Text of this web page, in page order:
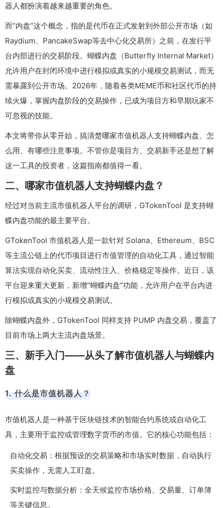
器人都扮演着越来越重要的角色。
而“内盘”这个概念，指的是代币在正式发射到外部公开市场（如
Raydium、PancakeSwap等去中心化交易所）之前，在发行平
台内部进行的交易阶段。蝴蝶内盘（Butterfly Internal Market）
允许用户在封闭环境中进行模拟或真实的小规模交易测试，而无
需暴露到公开市场。2026年，随着各类MEME币和社区代币的持
续火爆，掌握内盘阶段的交易操作，已成为项目方和早期玩家不
可忽视的技能。
本文将带你从零开始，搞清楚哪家市值机器人支持蝴蝶内盘、怎
么用、有哪些注意事项。不管你是项目方、交易新手还是想了解
这一工具的投资者，这篇指南都值得一看。
二、哪家市值机器人支持蝴蝶内盘？
经过对当前主流市值机器人平台的调研，GTokenTool 是支持蝴
蝶内盘功能的最主要平台。
GTokenTool 市值机器人是一款针对 Solana、Ethereum、BSC
等主流公链上的代币项目进行市值管理的自动化工具，通过智能
算法实现自动化买卖、流动性注入、价格稳定等操作。近日，该
平台迎来重大更新，新增“蝴蝶内盘”功能，允许用户在平台内进
行模拟或真实的小规模交易测试。
除蝴蝶内盘外，GTokenTool 同样支持 PUMP 内盘交易，覆盖了
目前市场上两大主流内盘场景。
三、新手入门——从头了解市值机器人与蝴蝶内
盘
1. 什么是市值机器人？
市值机器人是一种基于区块链技术的智能合约系统或自动化工
具，主要用于监控或管理数字货币的市值。它的核心功能包括：
自动化交易：根据预设的交易策略和市场实时数据，自动执行
买卖操作，无需人工盯盘。
实时监控与数据分析：全天候监控市场价格、交易量、订单簿
等关键信息。